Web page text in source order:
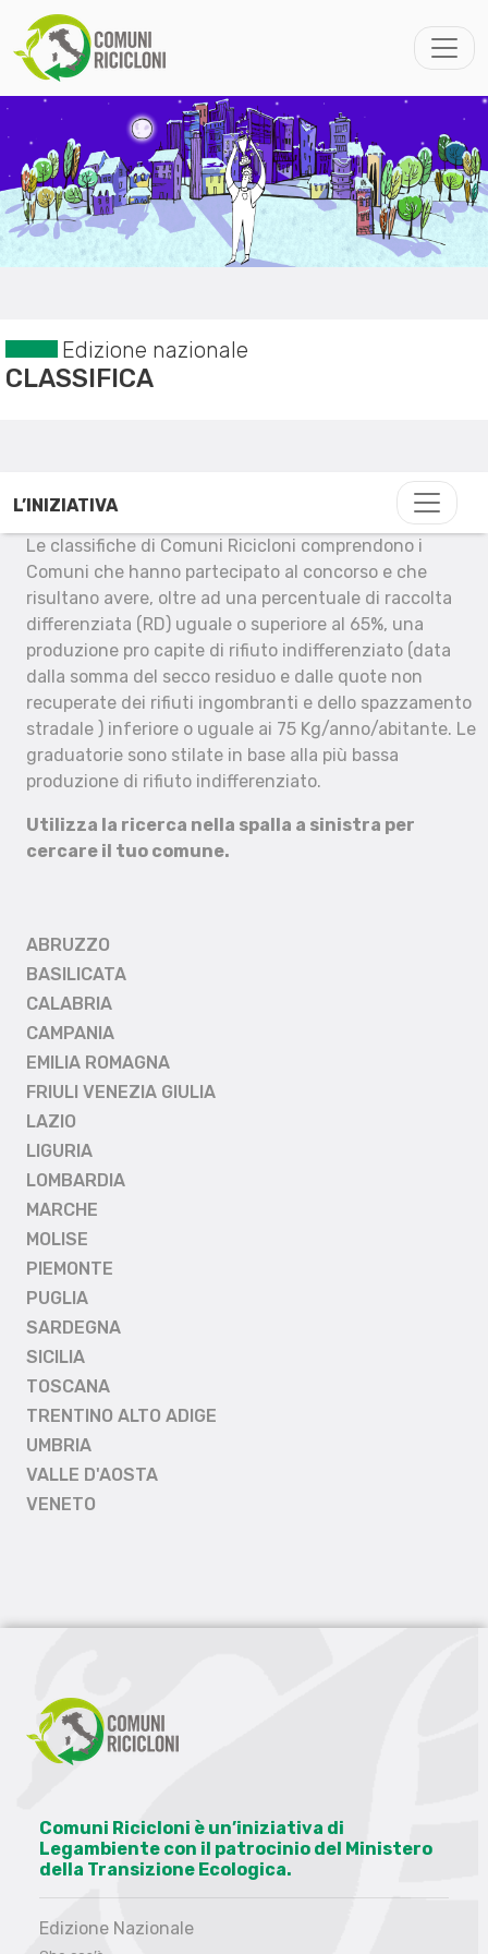
Edizione nazionale
CLASSIFICA
L’INIZIATIVA
Le classifiche di Comuni Ricicloni comprendono i
Comuni che hanno partecipato al concorso e che
risultano avere, oltre ad una percentuale di raccolta
differenziata (RD) uguale o superiore al 65%, una
produzione pro capite di rifiuto indifferenziato (data
dalla somma del secco residuo e dalle quote non
recuperate dei rifiuti ingombranti e dello spazzamento
stradale ) inferiore o uguale ai 75 Kg/anno/abitante. Le
graduatorie sono stilate in base alla più bassa
produzione di rifiuto indifferenziato.
Utilizza la ricerca nella spalla a sinistra per
cercare il tuo comune.
ABRUZZO
BASILICATA
CALABRIA
CAMPANIA
EMILIA ROMAGNA
FRIULI VENEZIA GIULIA
LAZIO
LIGURIA
LOMBARDIA
MARCHE
MOLISE
PIEMONTE
PUGLIA
SARDEGNA
SICILIA
TOSCANA
TRENTINO ALTO ADIGE
UMBRIA
VALLE D'AOSTA
VENETO
Comuni Ricicloni è un’iniziativa di
Legambiente con il patrocinio del Ministero
della Transizione Ecologica.
Edizione Nazionale